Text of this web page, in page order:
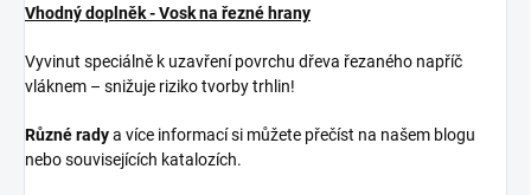
Vhodný doplněk - Vosk na řezné hrany
Vyvinut speciálně k uzavření povrchu dřeva řezaného napříč
vláknem – snižuje riziko tvorby trhlin!
Různé radya více informací si můžete přečíst na našem blogu
nebo souvisejících katalozích.